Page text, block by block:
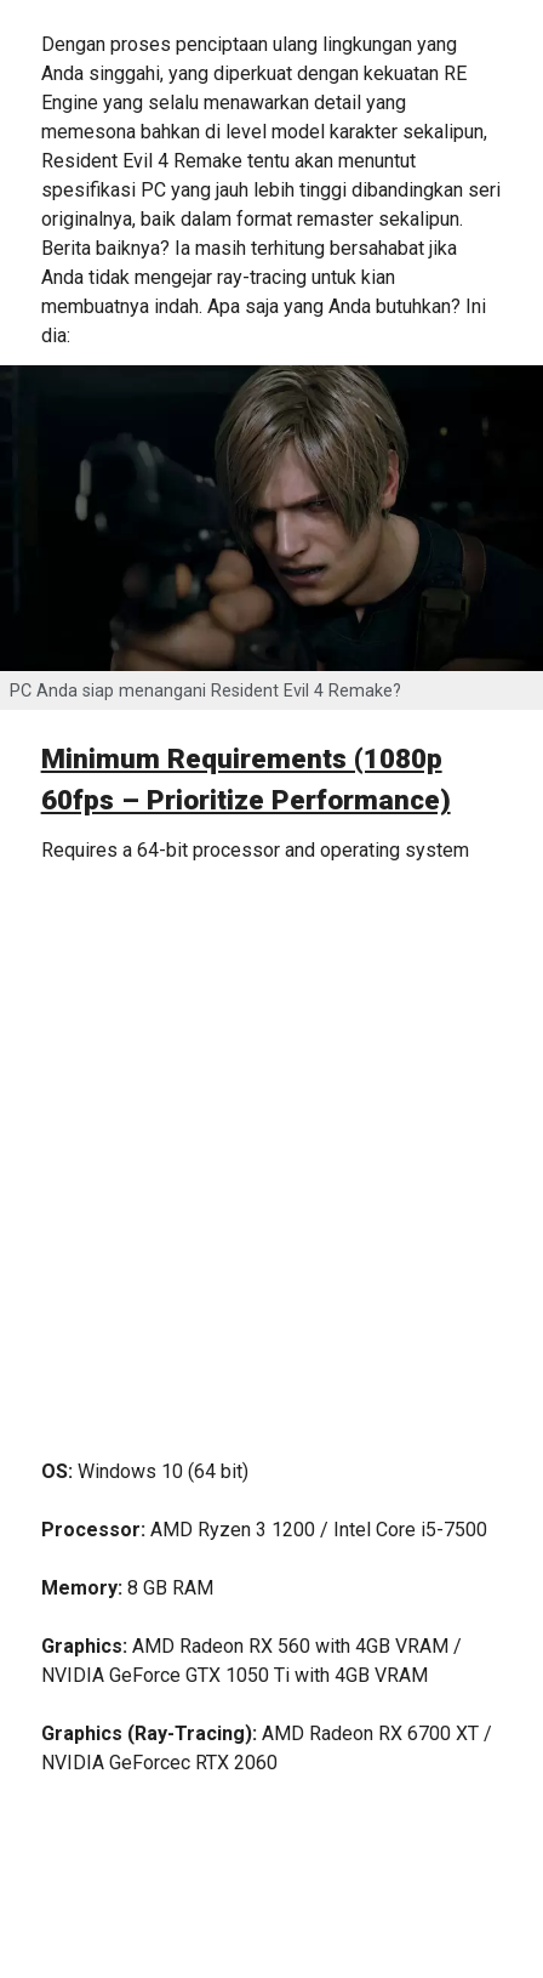
Dengan proses penciptaan ulang lingkungan yang
Anda singgahi, yang diperkuat dengan kekuatan RE
Engine yang selalu menawarkan detail yang
memesona bahkan di level model karakter sekalipun,
Resident Evil 4 Remake tentu akan menuntut
spesifikasi PC yang jauh lebih tinggi dibandingkan seri
originalnya, baik dalam format remaster sekalipun.
Berita baiknya? Ia masih terhitung bersahabat jika
Anda tidak mengejar ray-tracing untuk kian
membuatnya indah. Apa saja yang Anda butuhkan? Ini
dia:
PC Anda siap menangani Resident Evil 4 Remake?
Minimum Requirements (1080p
60fps – Prioritize Performance)
Requires a 64-bit processor and operating system
OS:Windows 10 (64 bit)
Processor:AMD Ryzen 3 1200 / Intel Core i5-7500
Memory:8 GB RAM
Graphics:AMD Radeon RX 560 with 4GB VRAM /
NVIDIA GeForce GTX 1050 Ti with 4GB VRAM
Graphics (Ray-Tracing):AMD Radeon RX 6700 XT /
NVIDIA GeForcec RTX 2060